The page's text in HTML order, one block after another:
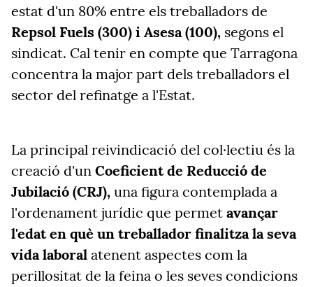
estat d'un 80% entre els treballadors de
Repsol Fuels (300) i Asesa (100), segons el
sindicat. Cal tenir en compte que Tarragona
concentra la major part dels treballadors el
sector del refinatge a l'Estat.
La principal reivindicació del col·lectiu és la
creació d'un Coeficient de Reducció de
Jubilació (CRJ), una figura contemplada a
l'ordenament jurídic que permet avançar
l'edat en què un treballador finalitza la seva
vida laboral atenent aspectes com la
perillositat de la feina o les seves condicions